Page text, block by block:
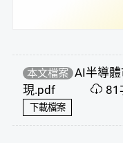
本文檔案 AI半導
現.pdf
81
下載檔案